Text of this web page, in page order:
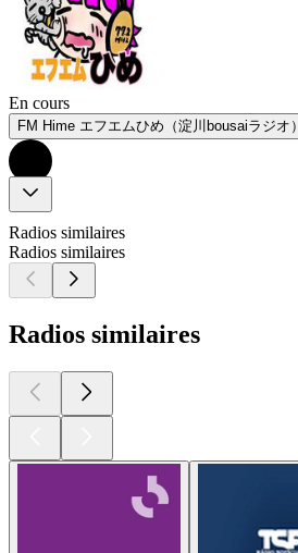
En cours
FM Hime エフエムひめ（淀川bousaiラジオ）
Radios similaires
Radios similaires
Radios similaires